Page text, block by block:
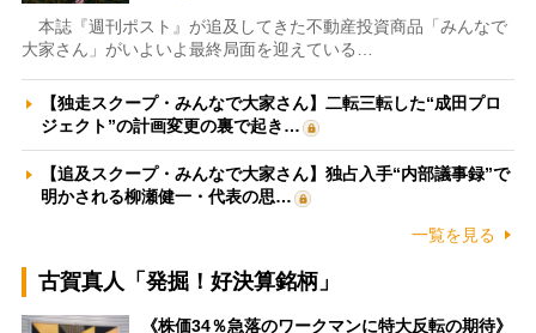
本誌『週刊ポスト』が追及してきた不動産投資商品「みんなで
大家さん」がいよいよ最終局面を迎えている…
【独走スクープ・みんなで大家さん】二転三転した“成田プロ
ジェクト”の計画変更の裏で起き…
【追及スクープ・みんなで大家さん】独占入手“内部議事録”で
明かされる柳瀬健一・代表の思…
一覧を見る
古賀真人「発掘！好決算銘柄」
《株価34％急落のワークマンに特大反転の期待》